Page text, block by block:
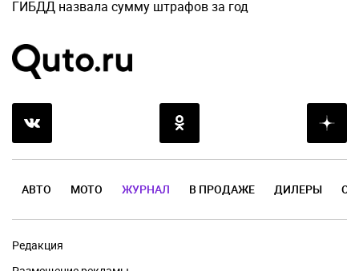
ГИБДД назвала сумму штрафов за год
АВТО МОТО ЖУРНАЛ В ПРОДАЖЕ ДИЛЕРЫ
Редакция